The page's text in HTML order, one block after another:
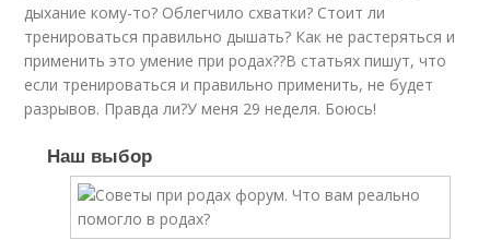
дыхание кому-то? Облегчило схватки? Стоит ли
тренироваться правильно дышать? Как не растеряться и
применить это умение при родах??В статьях пишут, что
если тренироваться и правильно применить, не будет
разрывов. Правда ли?У меня 29 неделя. Боюсь!
Наш выбор